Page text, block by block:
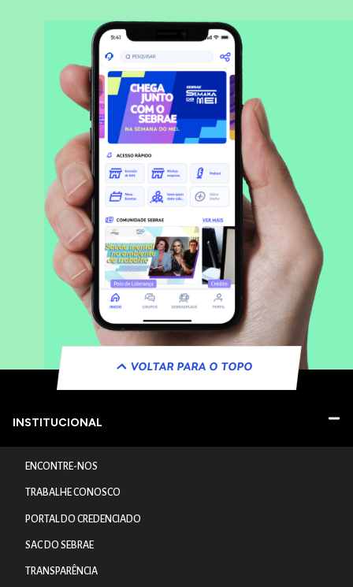
VOLTAR PARA O TOPO
INSTITUCIONAL
ENCONTRE-NOS
TRABALHE CONOSCO
PORTAL DO CREDENCIADO
SAC DO SEBRAE
TRANSPARÊNCIA